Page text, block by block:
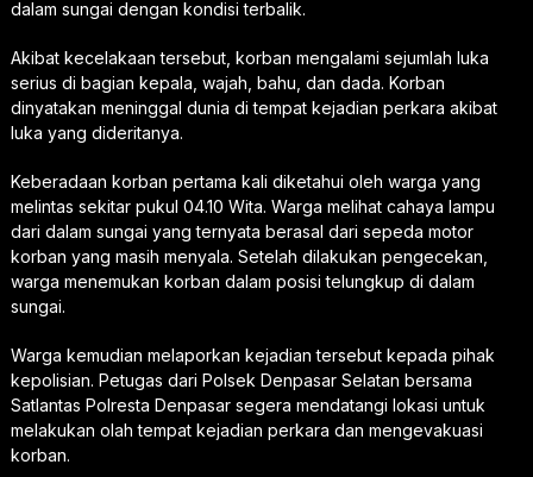
dalam sungai dengan kondisi terbalik.
Akibat kecelakaan tersebut, korban mengalami sejumlah luka
serius di bagian kepala, wajah, bahu, dan dada. Korban
dinyatakan meninggal dunia di tempat kejadian perkara akibat
luka yang dideritanya.
Keberadaan korban pertama kali diketahui oleh warga yang
melintas sekitar pukul 04.10 Wita. Warga melihat cahaya lampu
dari dalam sungai yang ternyata berasal dari sepeda motor
korban yang masih menyala. Setelah dilakukan pengecekan,
warga menemukan korban dalam posisi telungkup di dalam
sungai.
Warga kemudian melaporkan kejadian tersebut kepada pihak
kepolisian. Petugas dari Polsek Denpasar Selatan bersama
Satlantas Polresta Denpasar segera mendatangi lokasi untuk
melakukan olah tempat kejadian perkara dan mengevakuasi
korban.